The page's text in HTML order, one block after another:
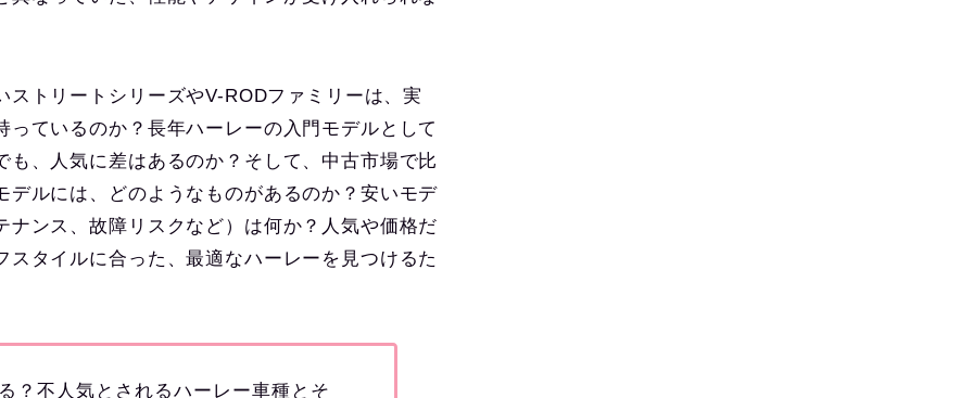
トリートシリーズやV-RODファミリーは、実
ているのか？長年ハーレーの入門モデルとして
、人気に差はあるのか？そして、中古市場で比
ルには、どのようなものがあるのか？安いモデ
ンス、故障リスクなど）は何か？人気や価格だ
タイルに合った、最適なハーレーを見つけるた
？不人気とされるハーレー車種とそ